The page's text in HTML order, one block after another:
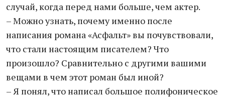
случай, когда перед нами больше, чем актер.
– Можно узнать, почему именно после
написания романа «Асфальт» вы почувствовали,
что стали настоящим писателем? Что
произошло? Сравнительно с другими вашими
вещами в чем этот роман был иной?
– Я понял, что написал большое полифоническое